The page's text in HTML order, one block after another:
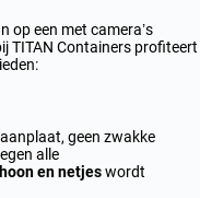
op een met camera’s
TITAN Containers profiteert
geen zwakke
alle
en netjeswordt